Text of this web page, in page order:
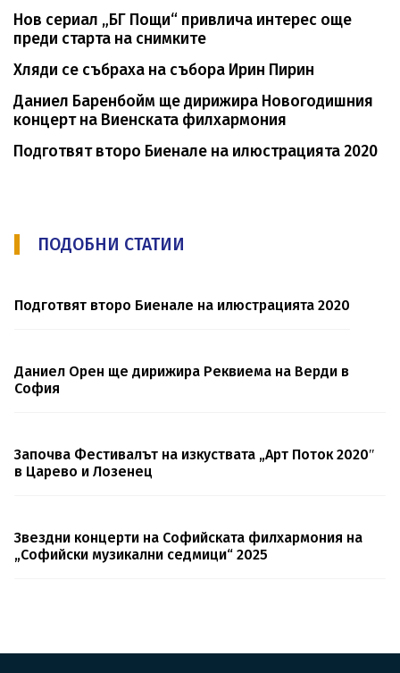
Нов сериал „БГ Пощи“ привлича интерес още
преди старта на снимките
Хляди се събраха на събора Ирин Пирин
Даниел Баренбойм ще дирижира Новогодишния
концерт на Виенската филхармония
Подготвят второ Биенале на илюстрацията 2020
ПОДОБНИ СТАТИИ
Подготвят второ Биенале на илюстрацията 2020
Даниел Орен ще дирижира Реквиема на Верди в
София
Започва Фестивалът на изкуствата „Арт Поток 2020″
в Царево и Лозенец
Звездни концерти на Софийската филхармония на
„Софийски музикални седмици“ 2025